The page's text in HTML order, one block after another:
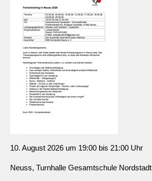
10. August 2026 um 19:00 bis 21:00 Uhr
Neuss, Turnhalle Gesamtschule Nordstadt